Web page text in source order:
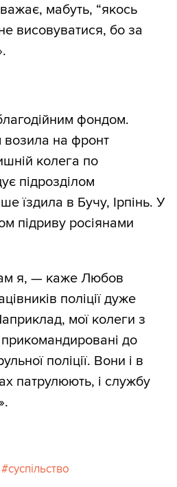
мабуть, “якось
висовуватися, бо за
фондом.
на фронт
колега по
підрозділом
їздила в Бучу, Ірпінь. У
підриву росіянами
я, — каже Любов
поліції дуже
мої колеги з
до
поліції. Вони і в
патрулюють, і службу
суспільство